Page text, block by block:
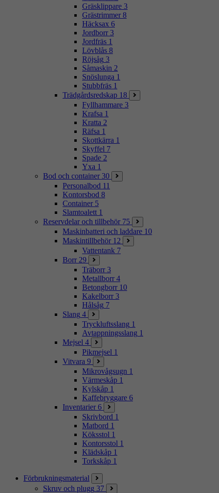
Gräsklippare 3
Grästrimmer 8
Häcksax 6
Jordborr 3
Jordfräs 1
Lövblås 8
Röjsåg 3
Såmaskin 2
Snöslunga 1
Stubbfräs 1
Trädgårdsredskap 18
Fyllhammare 3
Krafsa 1
Kratta 2
Räfsa 1
Skottkärra 1
Skyffel 7
Spade 2
Yxa 1
Bod och container 30
Personalbod 11
Kontorsbod 8
Container 5
Slamtoalett 1
Reservdelar och tillbehör 75
Maskinbatteri och laddare 10
Maskintillbehör 12
Vattentank 7
Borr 29
Träborr 3
Metallborr 4
Betongborr 10
Kakelborr 3
Hålsåg 7
Slang 4
Tryckluftsslang 1
Avtappningsslang 1
Mejsel 4
Pikmejsel 1
Vitvara 9
Mikrovågsugn 1
Värmeskåp 1
Kylskåp 1
Kaffebryggare 6
Inventarier 6
Skrivbord 1
Matbord 1
Köksstol 1
Kontorsstol 1
Klädskåp 1
Torkskåp 1
Förbrukningsmaterial
Skruv och plugg 37